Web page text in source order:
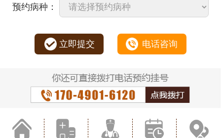
预约病种：
立即提交 电话咨询